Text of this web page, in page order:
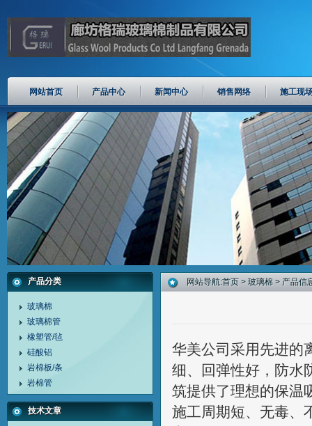
网站首页 产品中心 新闻中心 销售网络 施工现
产品分类
玻璃棉
玻璃棉管
橡塑管/毡
硅酸铝
岩棉板/条
岩棉管
技术文章
网站导航:首页 > 玻璃棉 > 产品信
华美公司采用先进的
细、回弹性好，防水
筑提供了理想的保温
施工周期短、无毒、